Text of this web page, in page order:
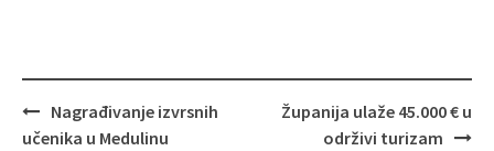
Navigacija
objava
Nagrađivanje izvrsnih
učenika u Medulinu
Županija ulaže 45.000 € u
održivi turizam